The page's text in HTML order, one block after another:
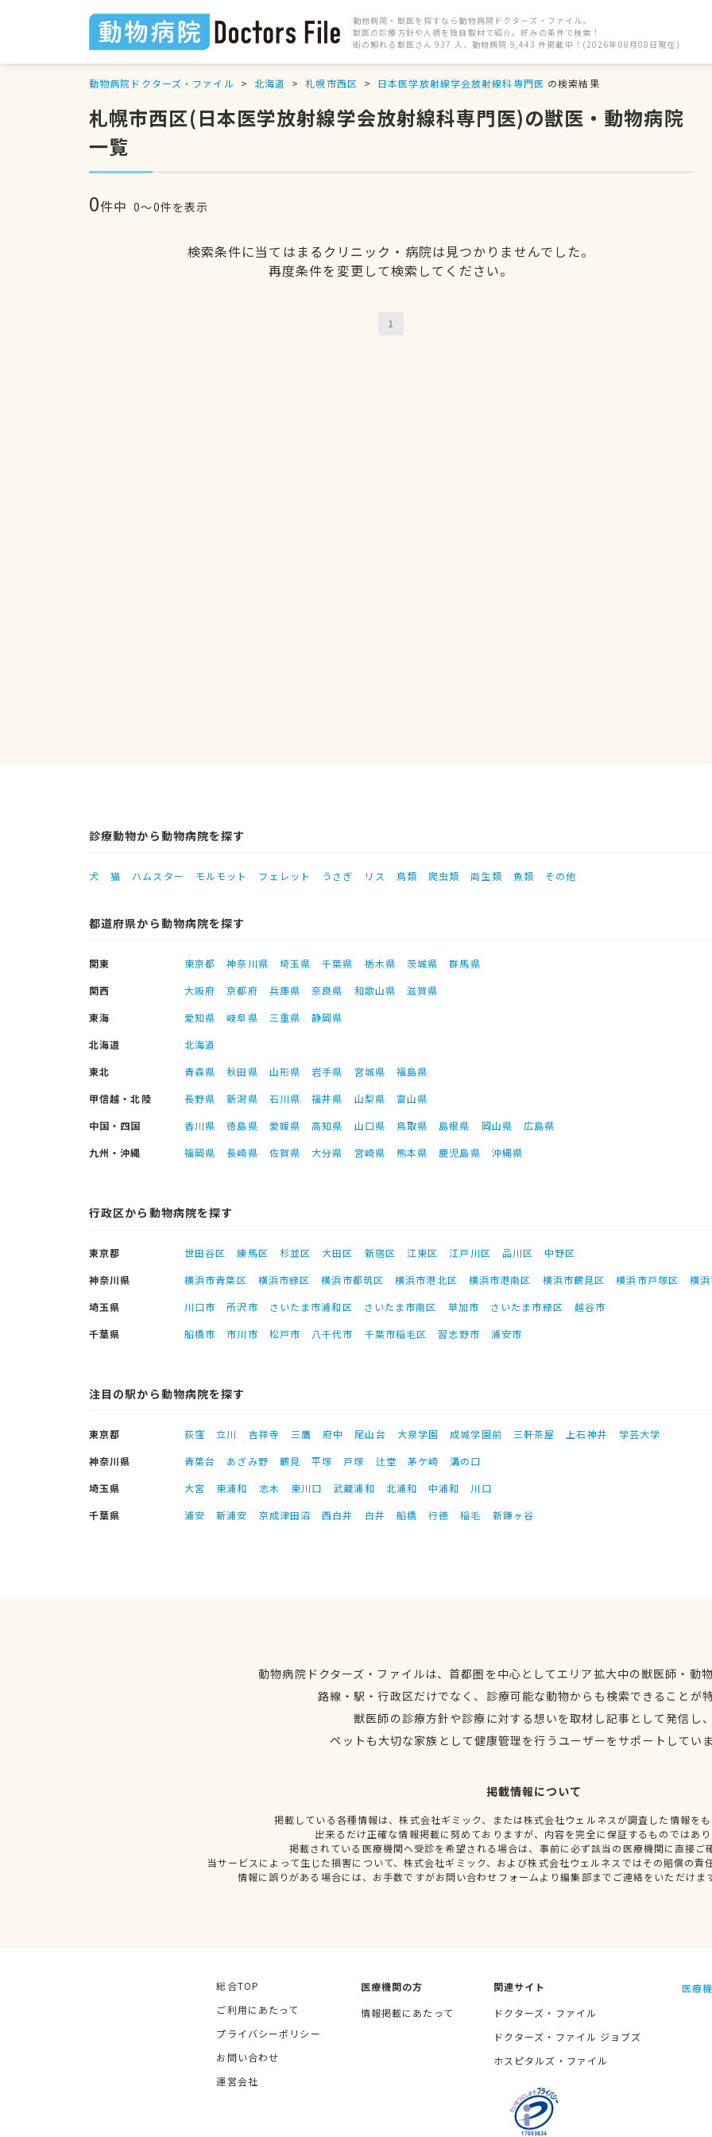
動物病院・獣医を探すなら動物病院ドクターズ・ファイル。
獣医の診療方針や人柄を独自取材で紹介。好みの条件で検索！
街の頼れる獣医さん 937 人、動物病院 9,443 件掲載中！(2026年08月08日現在)
動物病院ドクターズ・ファイル 北海道 札幌市西区 日本医学放射線学会放射線科専門医 の検索結果
札幌市西区(日本医学放射線学会放射線科専門医)の獣医・動物病院
一覧
0件中 0〜0件を表示
検索条件に当てはまるクリニック・病院は見つかりませんでした。
再度条件を変更して検索してください。
1
診療動物から動物病院を探す
犬 猫 ハムスター モルモット フェレット うさぎ リス 鳥類 爬虫類 両生類 魚類 その他
都道府県から動物病院を探す
関東 東京都 神奈川県 埼玉県 千葉県 栃木県 茨城県
群馬県
関西
大阪府 京都府 兵庫県 奈良県 和歌山県
滋賀県
東海
愛知県 岐阜県 三重県
静岡県
北海道
北海道
東北
青森県 秋田県 山形県 岩手県 宮城県
福島県
甲信越・北陸
長野県 新潟県 石川県 福井県 山梨県
富山県
中国・四国
香川県 徳島県 愛媛県 高知県 山口県 鳥取県 島根県 岡山県
広島県
九州・沖縄
福岡県 長崎県 佐賀県 大分県 宮崎県 熊本県 鹿児島県 沖縄県
行政区から動物病院を探す
東京都 世田谷区 練馬区 杉並区 大田区 新宿区 江東区 江戸川区 品川区
中野区
神奈川県
横浜市青葉区 横浜市緑区 横浜市都筑区 横浜市港北区 横浜市港南区 横浜市鶴見区 横浜市戸塚区
横
埼玉県
川口市 所沢市 さいたま市浦和区 さいたま市南区 草加市 さいたま市緑区
越谷市
千葉県
船橋市 市川市 松戸市 八千代市 千葉市稲毛区 習志野市 浦安市
注目の駅から動物病院を探す
東京都 荻窪 立川 吉祥寺 三鷹 府中 尾山台 大泉学園 成城学園前 三軒茶屋 上石神井
学芸大学
神奈川県
青葉台 あざみ野 鶴見 平塚 戸塚 辻堂 茅ケ崎
溝の口
埼玉県
大宮 東浦和 志木 東川口 武蔵浦和 北浦和 中浦和
川口
千葉県
浦安 新浦安 京成津田沼 西白井 白井 船橋 行徳 稲毛 新鎌ヶ谷
動物病院ドクターズ・ファイルは、首都圏を中心としてエリア拡大中の獣医師・動
路線・駅・行政区だけでなく、診療可能な動物からも検索できることが
獣医師の診療方針や診療に対する想いを取材し記事として発信し
ペットも大切な家族として健康管理を行うユーザーをサポートしてい
掲載情報について
掲載している各種情報は、株式会社ギミック、または株式会社ウェルネスが調査した情報を
出来るだけ正確な情報掲載に努めておりますが、内容を完全に保証するものではあ
掲載されている医療機関へ受診を希望される場合は、事前に必ず該当の医療機関に直接ご
当サービスによって生じた損害について、株式会社ギミック、および株式会社ウェルネスではその賠償の責
情報に誤りがある場合には、お手数ですがお問い合わせフォームより編集部までご連絡をいただけま
総合TOP
ご利用にあたって
プライバシーポリシー
お問い合わせ
運営会社
医療機関の方
情報掲載にあたって
関連サイト
ドクターズ・ファイル
ドクターズ・ファイル ジョブズ
ホスピタルズ・ファイル
医療